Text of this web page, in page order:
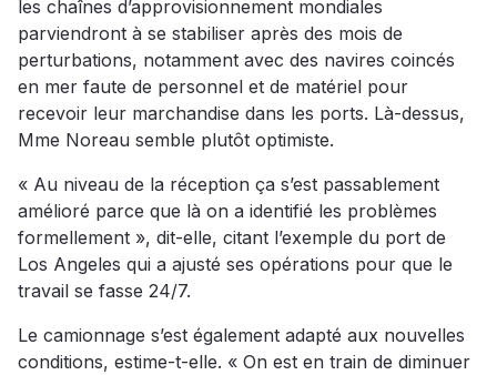
les chaînes d’approvisionnement mondiales
parviendront à se stabiliser après des mois de
perturbations, notamment avec des navires coincés
en mer faute de personnel et de matériel pour
recevoir leur marchandise dans les ports. Là-dessus,
Mme Noreau semble plutôt optimiste.
« Au niveau de la réception ça s’est passablement
amélioré parce que là on a identifié les problèmes
formellement », dit-elle, citant l’exemple du port de
Los Angeles qui a ajusté ses opérations pour que le
travail se fasse 24/7.
Le camionnage s’est également adapté aux nouvelles
conditions, estime-t-elle. « On est en train de diminuer